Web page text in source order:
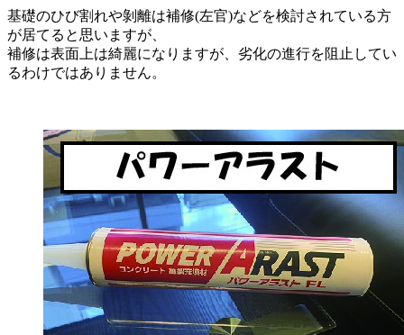
基礎のひび割れや剝離は補修(左官)などを検討されている方
が居てると思いますが、
補修は表面上は綺麗になりますが、劣化の進行を阻止してい
るわけではありません。